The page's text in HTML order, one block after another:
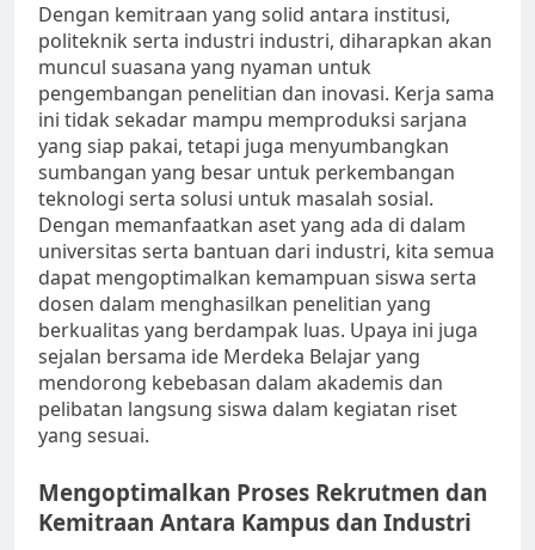
Dengan kemitraan yang solid antara institusi,
politeknik serta industri industri, diharapkan akan
muncul suasana yang nyaman untuk
pengembangan penelitian dan inovasi. Kerja sama
ini tidak sekadar mampu memproduksi sarjana
yang siap pakai, tetapi juga menyumbangkan
sumbangan yang besar untuk perkembangan
teknologi serta solusi untuk masalah sosial.
Dengan memanfaatkan aset yang ada di dalam
universitas serta bantuan dari industri, kita semua
dapat mengoptimalkan kemampuan siswa serta
dosen dalam menghasilkan penelitian yang
berkualitas yang berdampak luas. Upaya ini juga
sejalan bersama ide Merdeka Belajar yang
mendorong kebebasan dalam akademis dan
pelibatan langsung siswa dalam kegiatan riset
yang sesuai.
Mengoptimalkan Proses Rekrutmen dan
Kemitraan Antara Kampus dan Industri